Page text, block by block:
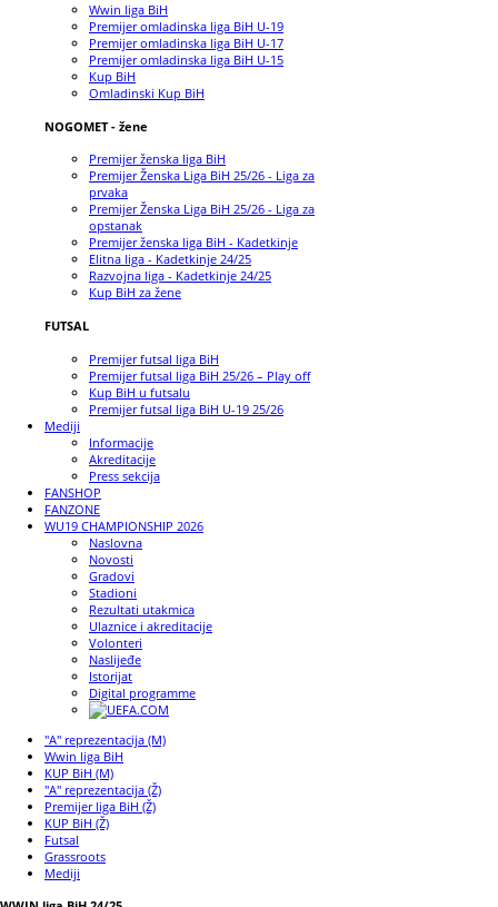
Wwin liga BiH
Premijer omladinska liga BiH U-19
Premijer omladinska liga BiH U-17
Premijer omladinska liga BiH U-15
Kup BiH
Omladinski Kup BiH
NOGOMET - žene
Premijer ženska liga BiH
Premijer Ženska Liga BiH 25/26 - Liga za
prvaka
Premijer Ženska Liga BiH 25/26 - Liga za
opstanak
Premijer ženska liga BiH - Kadetkinje
Elitna liga - Kadetkinje 24/25
Razvojna liga - Kadetkinje 24/25
Kup BiH za žene
FUTSAL
Premijer futsal liga BiH
Premijer futsal liga BiH 25/26 – Play off
Kup BiH u futsalu
Premijer futsal liga BiH U-19 25/26
Mediji
Informacije
Akreditacije
Press sekcija
FANSHOP
FANZONE
WU19 CHAMPIONSHIP 2026
Naslovna
Novosti
Gradovi
Stadioni
Rezultati utakmica
Ulaznice i akreditacije
Volonteri
Naslijeđe
Istorijat
Digital programme
"A" reprezentacija (M)
Wwin liga BiH
KUP BiH (M)
"A" reprezentacija (Ž)
Premijer liga BiH (Ž)
KUP BiH (Ž)
Futsal
Grassroots
Mediji